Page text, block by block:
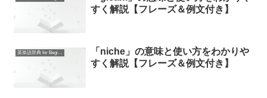
すく解説【フレーズ＆例文付き】
英単語辞典 for Beginners
「niche」の意味と使い方をわかりや
すく解説【フレーズ＆例文付き】